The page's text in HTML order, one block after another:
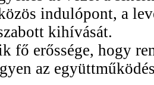
indulópont, a
kihívását.
fő erőssége, hogy
az